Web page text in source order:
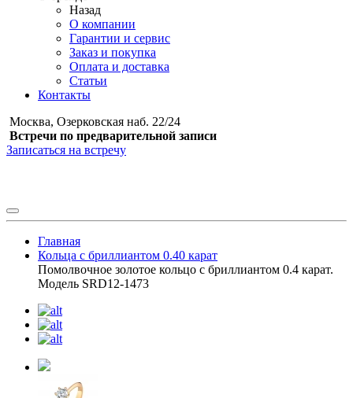
Назад
О компании
Гарантии и сервис
Заказ и покупка
Оплата и доставка
Статьи
Контакты
Москва, Озерковская наб. 22/24
Встречи по предварительной записи
Записаться на встречу
Главная
Кольца с бриллиантом 0.40 карат
Помолвочное золотое кольцо с бриллиантом 0.4 карат.
Модель SRD12-1473